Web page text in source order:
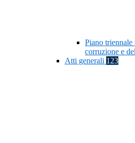
Piano triennale
corruzione e
Atti generali 123